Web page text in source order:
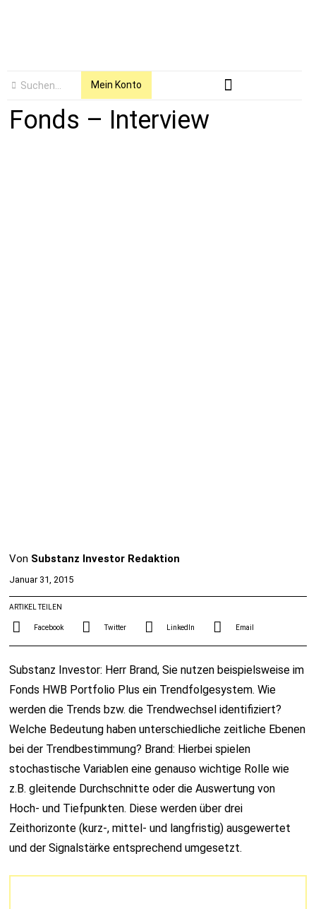
Mein Konto
Fonds – Interview
Von Substanz Investor Redaktion
Januar 31, 2015
ARTIKEL TEILEN
Facebook Twitter LinkedIn Email
Substanz Investor: Herr Brand, Sie nutzen beispielsweise im
Fonds HWB Portfolio Plus ein Trendfolgesystem. Wie
werden die Trends bzw. die Trendwechsel identifiziert?
Welche Bedeutung haben unterschiedliche zeitliche Ebenen
bei der Trendbestimmung? Brand: Hierbei spielen
stochastische Variablen eine genauso wichtige Rolle wie
z.B. gleitende Durchschnitte oder die Auswertung von
Hoch- und Tiefpunkten. Diese werden über drei
Zeithorizonte (kurz-, mittel- und langfristig) ausgewertet
und der Signalstärke entsprechend umgesetzt.